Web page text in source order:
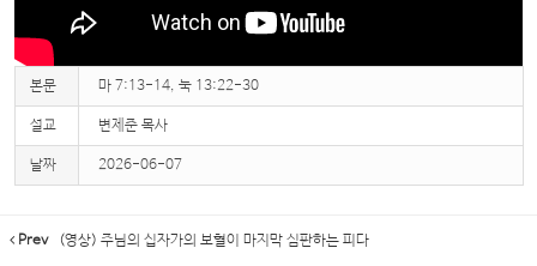
본문 마 7:13-14, 눅 13:22-30
설교 변제준 목사
날짜 2026-06-07
Prev (영상) 주님의 십자가의 보혈이 마지막 심판하는 피다